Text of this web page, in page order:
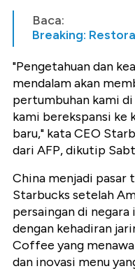
Baca:
Breaking:
"Pengetahuan dan
mendalam akan
pertumbuhan kami
kami berekspansi ke
baru," kata CEO
dari AFP, dikutip
China menjadi pasar
Starbucks setelah
persaingan di
dengan kehadiran
Coffee yang
dan inovasi menu